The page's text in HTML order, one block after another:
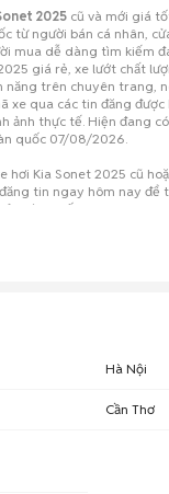
2025 cũ và mới giá
từ người bán cá nhân,
mua dễ dàng tìm kiếm
giá rẻ, xe lướt chất
năng trên chuyên trang,
xe qua các tin đăng
ảnh thực tế. Hiện đang
quốc 07/08/2026.
hơi Kia Sonet 2025 cũ
tin ngay hôm nay để
Toàn quốc!
Hà Nội
Cần Thơ